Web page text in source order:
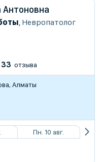
Антоновна
, Невропатолог
33 отзыва
Алматы
Пн. 10 авг.